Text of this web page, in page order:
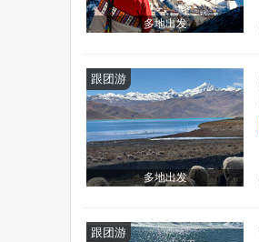
多地出发
跟团游
多地出发
跟团游